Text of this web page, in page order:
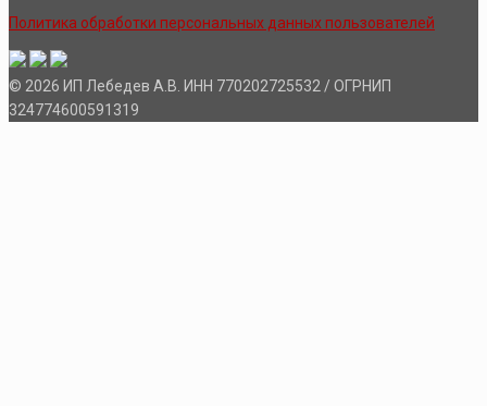
Политика обработки персональных данных пользователей
© 2026 ИП Лебедев А.В. ИНН 770202725532 / ОГРНИП
324774600591319